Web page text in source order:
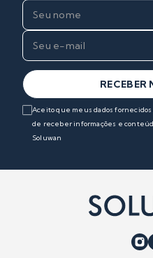
RECEBER
Aceito que meus dados
de receber informações e
Soluwan